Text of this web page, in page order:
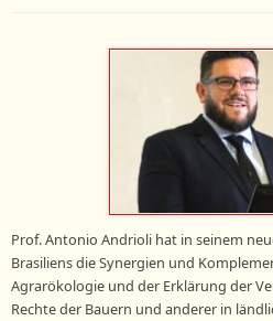
Prof. Antonio Andrioli hat in seinem
Brasiliens die Synergien und
Agrarökologie und der Erklärung der
Rechte der Bauern und anderer in